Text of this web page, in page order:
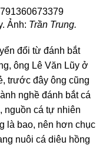
Ảnh: Trần Trung.
đổi từ đánh bắt
ông Lê Văn Lũy ở
trước đây ông cũng
nghề đánh bắt cá
nguồn cá tự nhiên
là bao, nên hơn chục
nuôi cá diêu hồng